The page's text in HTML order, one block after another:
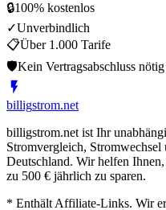
🔒100% kostenlos
✓Unverbindlich
📋Über 1.000 Tarife
🛡Kein Vertragsabschluss nötig
billigstrom.net
billigstrom.net ist Ihr
Stromvergleich,
Deutschland. Wir helfen
zu 500 € jährlich zu sparen.
* Enthält Affiliate-Links. Wir